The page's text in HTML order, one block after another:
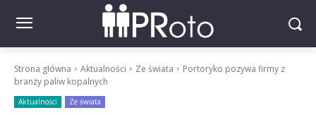
Strona główna Aktualności Ze świata
Portoryko pozywa firmy z
branży paliw kopalnych
Aktualności Ze świata